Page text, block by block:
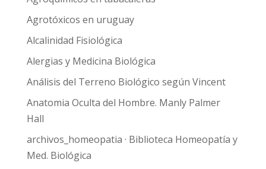
Agrotóxicos en uruguay
Alcalinidad Fisiológica
Alergias y Medicina Biológica
Análisis del Terreno Biológico según Vincent
Anatomia Oculta del Hombre. Manly Palmer
Hall
archivos_homeopatia · Biblioteca Homeopatía y
Med. Biológica